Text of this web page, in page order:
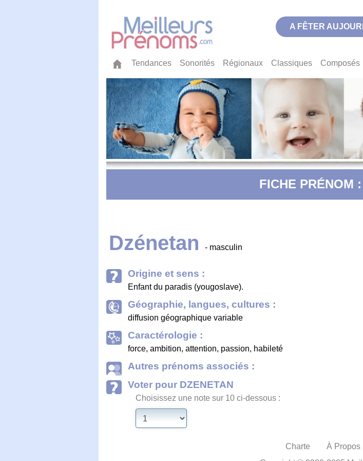
A FÊTER
Tendances Sonorités Régionaux Classiques Composés
FICHE PRÉNOM
Dzénetan - masculin
Origine et sens :
Enfant du paradis (yougoslave).
Géographie, langues, cultures :
diffusion géographique variable
Caractérologie :
force, ambition, attention, passion, habileté
Autres prénoms associés :
Voter pour DZENETAN
Choisissez une note sur 10 ci-dessous :
Charte À Propos